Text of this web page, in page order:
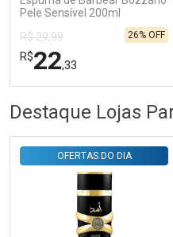
Pele Sensível 200ml
R$ 29,99
R$22,33
26% OFF
Laboratório
Por Menos
Destaque Lojas
OFERTAS DO DIA